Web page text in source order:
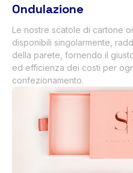
Ondulazione
Le nostre scatole di cartone
disponibili singolarmente,
della parete, fornendo il
ed efficienza dei costi per
confezionamento.